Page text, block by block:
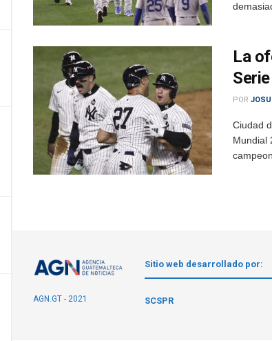
La
POR
Ciudad
Mundial
AGN.GT - 2021
Sitio web desarrollado por:
SCSPR